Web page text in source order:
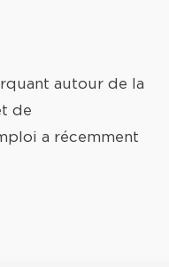
autour de la
de
a récemment